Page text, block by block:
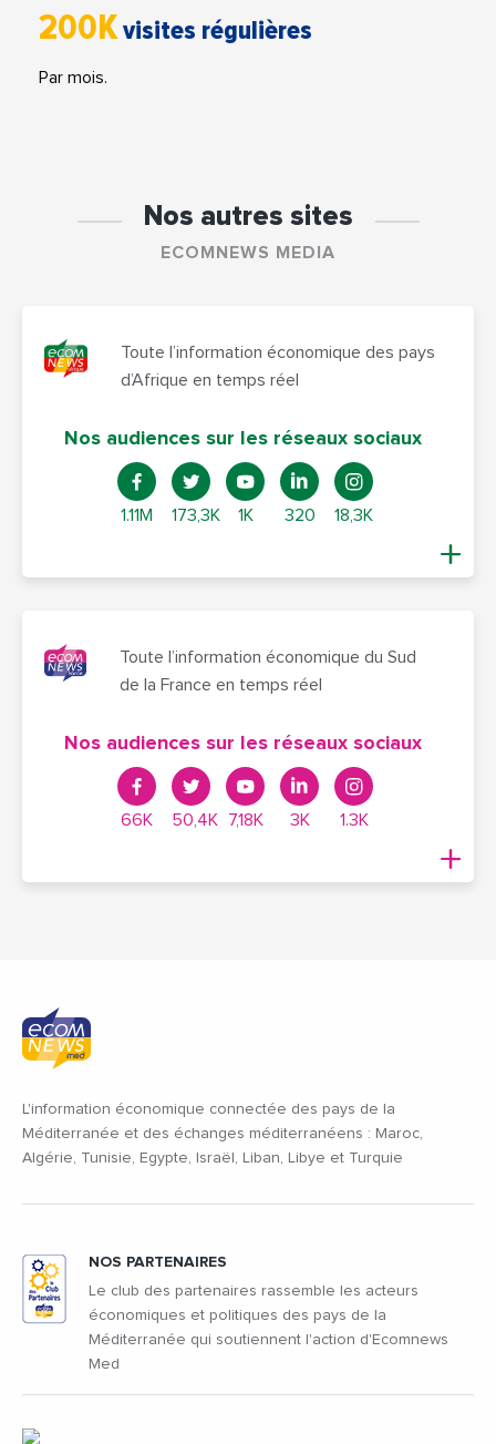
200Kvisites régulières
Par mois.
Nos autres sites
ECOMNEWS MEDIA
Toute l’information économique des pays
d’Afrique en temps réel
Nos audiences sur les réseaux sociaux
1.11M 173,3K 1K 320 18,3K
Toute l’information économique du Sud
de la France en temps réel
Nos audiences sur les réseaux sociaux
66K 50,4K 7,18K 3K 1.3K
L'information économique connectée des pays de la
Méditerranée et des échanges méditerranéens : Maroc,
Algérie, Tunisie, Egypte, Israël, Liban, Libye et Turquie
NOS PARTENAIRES
Le club des partenaires rassemble les acteurs
économiques et politiques des pays de la
Méditerranée qui soutiennent l'action d'Ecomnews
Med